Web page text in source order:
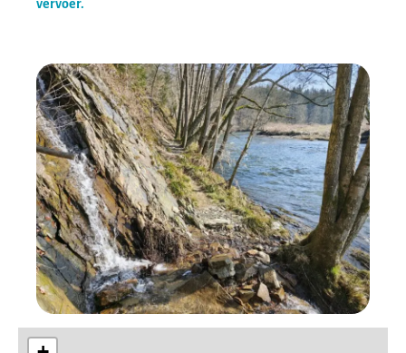
vervoer.